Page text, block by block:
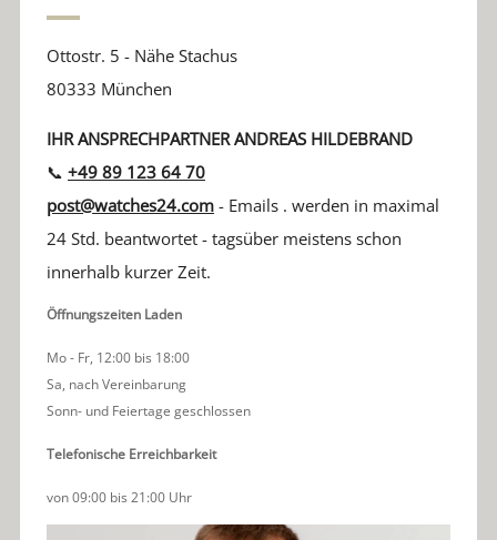
Ottostr. 5 - Nähe Stachus
80333 München
IHR ANSPRECHPARTNER ANDREAS HILDEBRAND
📞 +49 89 123 64 70
post@watches24.com - Emails . werden in maximal
24 Std. beantwortet - tagsüber meistens schon
innerhalb kurzer Zeit.
Öffnungszeiten Laden
Mo - Fr, 12:00 bis 18:00
Sa, nach Vereinbarung
Sonn- und Feiertage geschlossen
Telefonische Erreichbarkeit
von 09:00 bis 21:00 Uhr